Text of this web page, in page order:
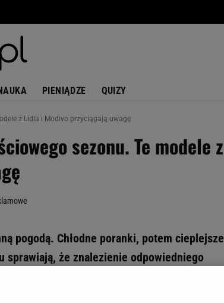
PIENIĄDZE QUIZY
z Lidla i Modivo przyciągają uwagę
sezonu. Te modele z
pogodą. Chłodne poranki, potem cieplejsze
sprawiają, że znalezienie odpowiedniego
coraz większą popularnością cieszą się